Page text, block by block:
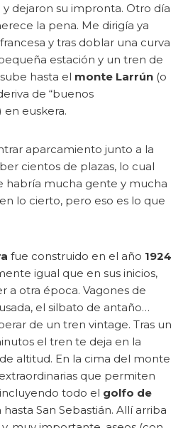
dejaron su impronta. Otro día
la pena. Me dirigía ya
y tras doblar una curva
estación y un tren de
hasta el monte Larrún (o
de “buenos
en euskera.
aparcamiento junto a la
cientos de plazas, lo cual
habría mucha gente y mucha
lo cierto, pero eso es lo que
fue construido en el año 1924
igual que en sus inicios,
a otra época. Vagones de
el silbato de antaño…
de un tren vintage. Tras un
el tren te deja en la
altitud. En la cima del monte
que permiten
incluyendo todo el golfo de
San Sebastián. Allí arriba